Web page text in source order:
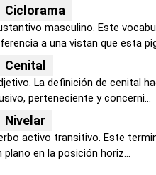
Ciclorama
masculino. Este
a una vistan que esta
Cenital
La definición de cenital
perteneciente y concerni...
Nivelar
activo transitivo. Este
plano en la posición horiz...